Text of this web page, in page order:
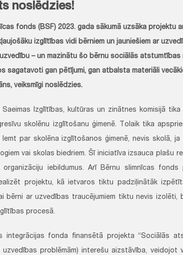
noslēdzies!
fonds (BSF) 2023. gada sākumā uzsāka projektu
izglītības vidi bērniem un jauniešiem ar
– un mazinātu šo bērnu sociālās
sagatavoti gan pētījumi, gan atbalsta materiāli
veiksmīgi noslēdzies.
Saeimas Izglītības, kultūras un zinātnes komisijā
skolēnu izglītošanu ģimenē. Tolaik tika
lemt par skolēna izglītošanos ģimenē, nevis skolā,
vai skolas biedriem. Šī iniciatīva izsauca plašu
organizāciju iebildumus. Arī Bērnu slimnīcas
projektu, kā ietvaros tiktu padziļinātāk
bērni ar uzvedības traucējumiem tiktu nevis izolēti,
procesā.
integrācijas fonda finansētā projekta “Sociālās
uzvedības problēmām) interešu aizstāvība, veidojot